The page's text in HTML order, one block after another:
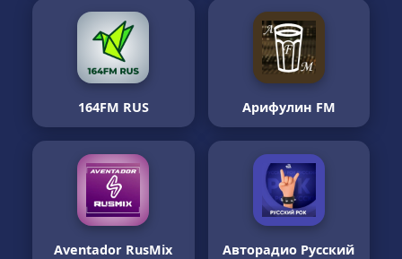
164FM RUS Арифулин FM
Aventador RusMix
Авторадио Русский